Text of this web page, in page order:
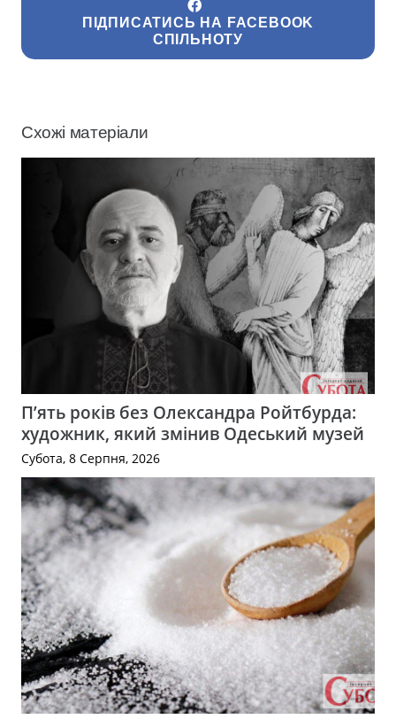
ПІДПИСАТИСЬ НА FACEBOOK
СПІЛЬНОТУ
Схожі матеріали
П’ять років без Олександра Ройтбурда:
художник, який змінив Одеський музей
Субота, 8 Серпня, 2026